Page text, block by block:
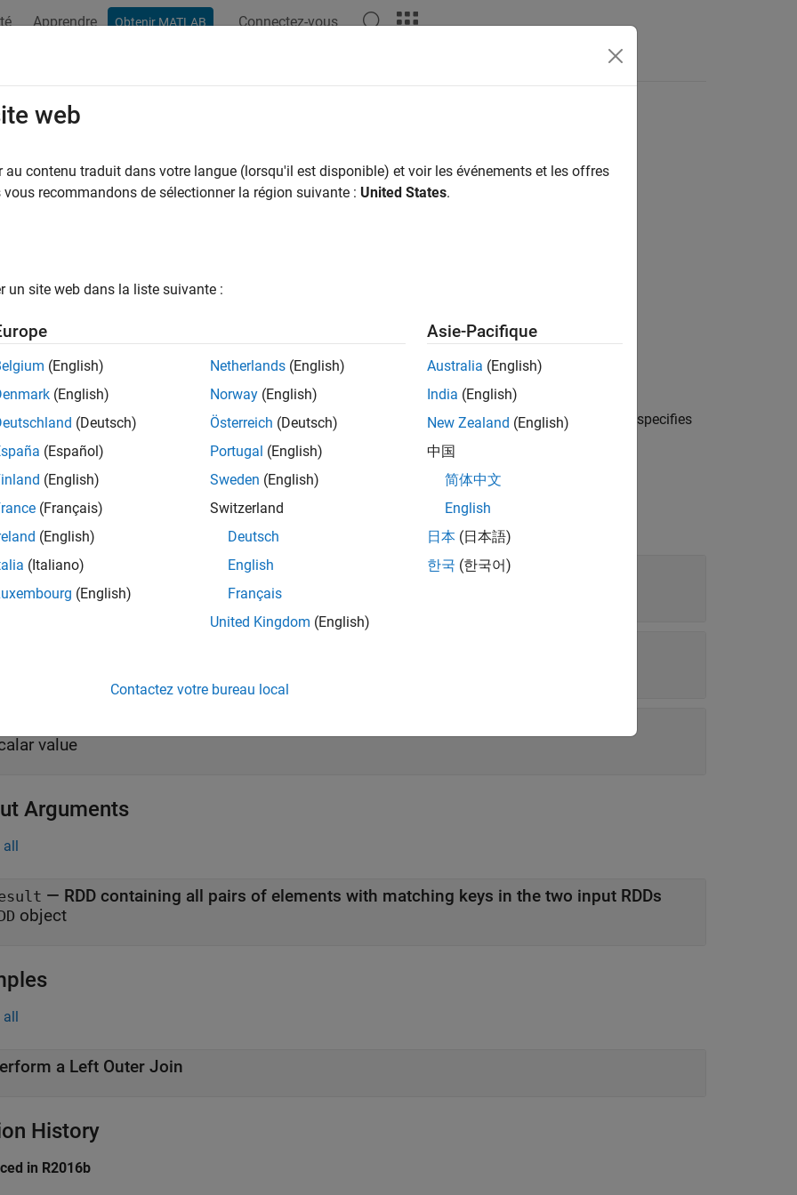
Apprendre Obtenir MATLAB Connectez-vous
matlab.compiler.mlspark
= leftOuterJoin(obj1,obj2,numPartitions)
leftOuterJoin(obj1 numPartitions)performs a left outer join onobj1andobj2.numPartitions
specifies
of partitions to create in the resulting RDD.
Arguments
—First input RDD to be joined
object
value
Arguments
all
— RDD containing all pairs of elements with matching keys in the two input RDDs
object
all
a Left Outer Join
History
in R2016b
web
au contenu traduit dans votre langue (lorsqu'il est disponible) et voir les événements et les offres
vous recommandons de sélectionner la région suivante : United States.
un site web dans la liste suivante :
(English)
(English)
(Deutsch)
(Español)
(English)
(Français)
(English)
(Italiano)
(English)
Netherlands (English)
Norway (English)
Österreich (Deutsch)
Portugal (English)
Sweden (English)
Switzerland
Deutsch
English
Français
United Kingdom (English)
Asie-Pacifique
Australia (English)
India (English)
New Zealand (English)
中国
简体中文
English
日本 (日本語)
한국 (한국어)
Contactez votre bureau local